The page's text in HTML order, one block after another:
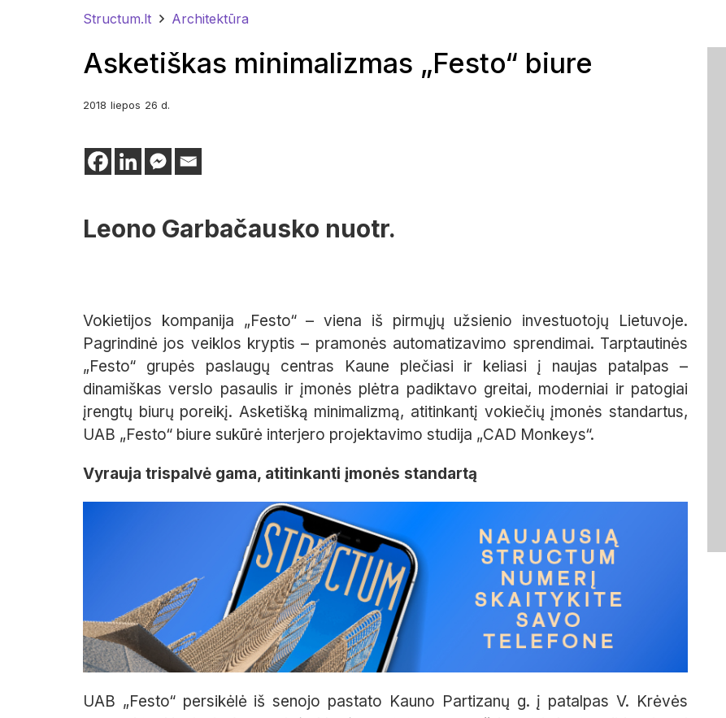
Structum.lt Architektūra
Asketiškas minimalizmas „Festo“ biure
2018 liepos 26 d.
Leono Garbačausko nuotr.
Vokietijos kompanija „Festo“ – viena iš pirmųjų užsienio investuotojų Lietuvoje.
Pagrindinė jos veiklos kryptis – pramonės automatizavimo sprendimai. Tarptautinės
„Festo“ grupės paslaugų centras Kaune plečiasi ir keliasi į naujas patalpas –
dinamiškas verslo pasaulis ir įmonės plėtra padiktavo greitai, moderniai ir patogiai
įrengtų biurų poreikį. Asketišką minimalizmą, atitinkantį vokiečių įmonės standartus,
UAB „Festo“ biure sukūrė interjero projektavimo studija „CAD Monkeys“.
Vyrauja trispalvė gama, atitinkanti įmonės standartą
UAB „Festo“ persikėlė iš senojo pastato Kauno Partizanų g. į patalpas V. Krėvės